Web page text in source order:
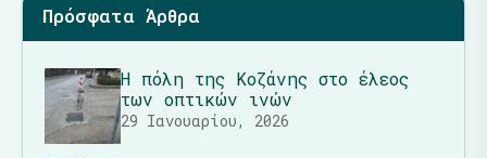
Πρόσφατα Άρθρα
Η πόλη της Κοζάνης στο έλεος
των οπτικών ινών
29 Ιανουαρίου, 2026